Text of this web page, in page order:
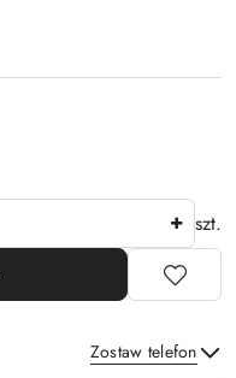
szt.
Zostaw telefon